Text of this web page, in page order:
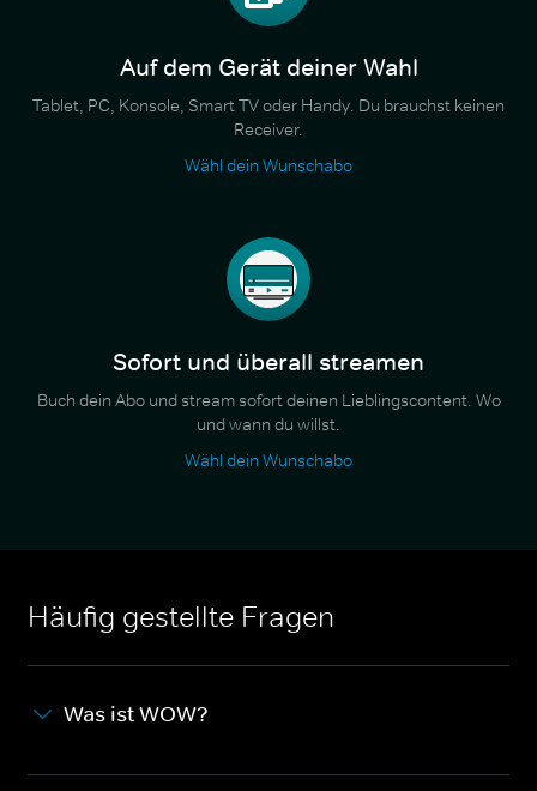
Auf dem Gerät deiner Wahl
Tablet, PC, Konsole, Smart TV oder Handy. Du brauchst keinen
Receiver.
Wähl dein Wunschabo
Sofort und überall streamen
Buch dein Abo und stream sofort deinen Lieblingscontent. Wo
und wann du willst.
Wähl dein Wunschabo
Häufig gestellte Fragen
Was ist WOW?